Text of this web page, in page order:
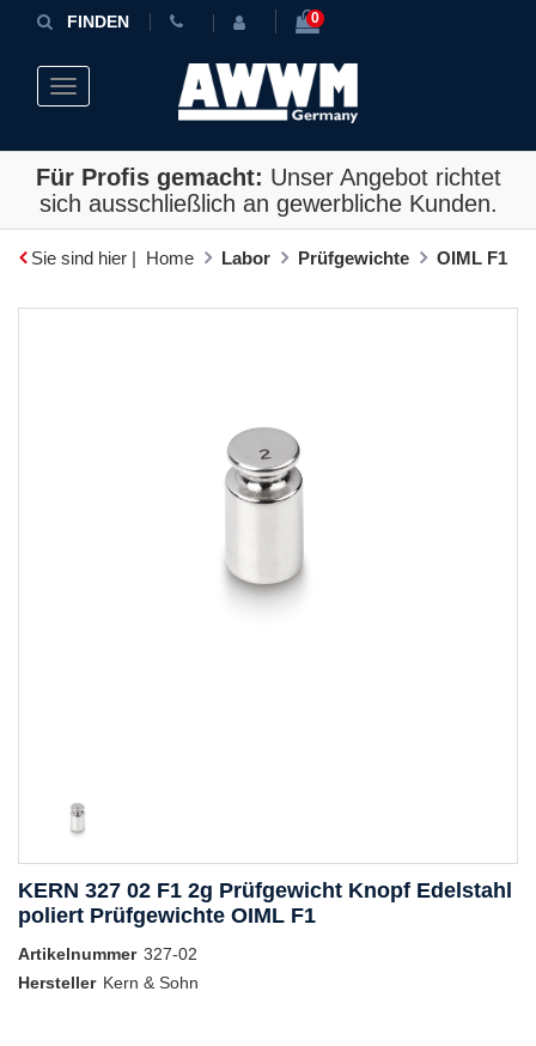
FINDEN 0
Toggle navigation
Für Profis gemacht: Unser Angebot richtet
sich ausschließlich an gewerbliche Kunden.
Sie sind hier | Home Labor Prüfgewichte OIML F1
KERN 327 02 F1 2g Prüfgewicht Knopf Edelstahl
poliert Prüfgewichte OIML F1
Artikelnummer 327-02
Hersteller Kern & Sohn